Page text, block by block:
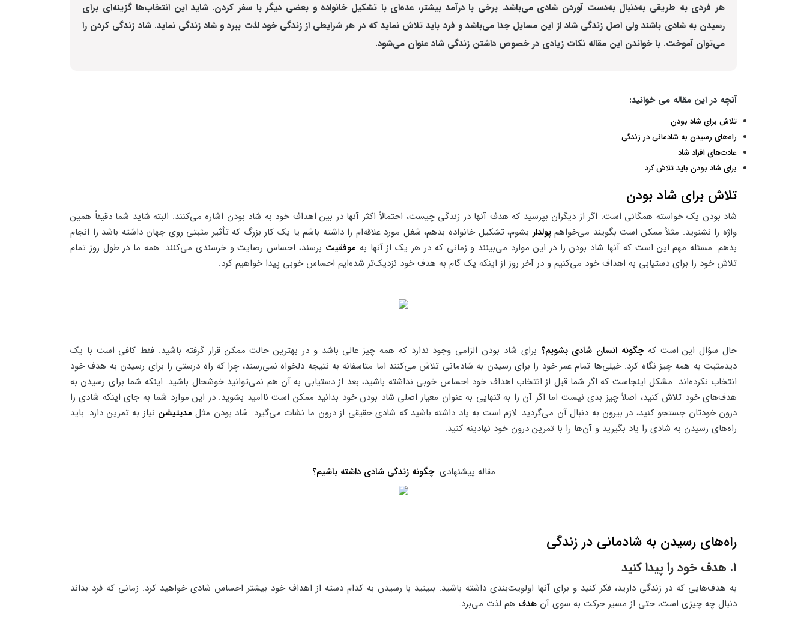
هر فردی به طریقی به‌دنبال به‌دست آوردن شادی می‌باشد. برخی با درآمد بیشتر، عده‌ای با تشکیل خانواده و بعضی دیگر با سفر کردن. شاید این انتخاب‌ها گزینه‌ای برای
رسیدن به شادی باشند ولی اصل زندگی شاد از این مسایل جدا می‌باشد و فرد باید تلاش نماید که در هر شرایطی از زندگی خود لذت ببرد و شاد زندگی نماید. شاد زندگی کردن را
می‌توان آموخت. با خواندن این مقاله نکات زیادی در خصوص داشتن زندگی شاد عنوان می‌شود.
آنچه در این مقاله می خوانید:
تلاش برای شاد بودن
راه‌های رسیدن به شادمانی در زندگی
عادت‌های افراد شاد
برای شاد بودن باید تلاش کرد
تلاش برای شاد بودن
شاد بودن یک خواسته همگانی است. اگر از دیگران بپرسید که هدف آنها در زندگی چیست، احتمالاً اکثر آنها در بین اهداف خود به شاد بودن اشاره می‌کنند. البته شاید شما دقیقاً همین
واژه را نشنوید. مثلاً ممکن است بگویند می‌خواهمپولدار بشوم، تشکیل خانواده بدهم، شغل مورد علاقه‌ام را داشته باشم یا یک کار بزرگ که تأثیر مثبتی روی جهان داشته باشد را انجام
بدهم. مسئله مهم این است که آنها شاد بودن را در این موارد می‌بینند و زمانی که در هر یک از آنها به موفقیت برسند، احساس رضایت و خرسندی می‌کنند. همه ما در طول روز تمام
تلاش خود را برای دستیابی به اهداف خود می‌کنیم و در آخر روز از اینکه یک گام به هدف خود نزدیک‌تر شده‌ایم احساس خوبی پیدا خواهیم کرد.
حال سؤال این است کهچگونه انسان شادی بشویم؟ برای شاد بودن الزامی وجود ندارد که همه چیز عالی باشد و در بهترین حالت ممکن قرار گرفته باشید. فقط کافی است با یک
دیدمثبت به همه چیز نگاه کرد. خیلی‌ها تمام عمر خود را برای رسیدن به شادمانی تلاش می‌کنند اما متاسفانه به نتیجه دلخواه نمی‌رسند، چرا که راه درستی را برای رسیدن به هدف خود
انتخاب نکرده‌اند. مشکل اینجاست که اگر شما قبل از انتخاب اهداف خود احساس خوبی نداشته باشید، بعد از دستیابی به آن هم نمی‌توانید خوشحال باشید. اینکه شما برای رسیدن به
هدف‌های خود تلاش کنید، اصلاً چیز بدی نیست اما اگر آن را به تنهایی به عنوان معیار اصلی شاد بودن خود بدانید ممکن است ناامید بشوید. در این موارد شما به جای اینکه شادی را
درون خودتان جستجو کنید، در بیرون به دنبال آن می‌گردید. لازم است به یاد داشته باشید که شادی حقیقی از درون ما نشات می‌گیرد. شاد بودن مثل مدیتیشن نیاز به تمرین دارد. باید
راه‌های رسیدن به شادی را یاد بگیرید و آن‌ها را با تمرین درون خود نهادینه کنید.
مقاله پیشنهادی: چگونه زندگی شادی داشته باشیم؟
راه‌های رسیدن به شادمانی در زندگی
1. هدف خود را پیدا کنید
به هدف‌هایی که در زندگی دارید، فکر کنید و برای آنها اولویت‌بندی داشته باشید. ببینید با رسیدن به کدام دسته از اهداف خود بیشتر احساس شادی خواهید کرد. زمانی که فرد بداند
دنبال چه چیزی است، حتی از مسیر حرکت به سوی آن هدف هم لذت می‌برد.